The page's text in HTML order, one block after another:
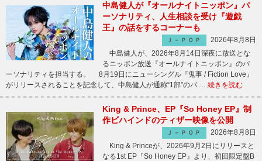
中島健人が『オールナイトニッポン』パ
ーソナリティ、人生相談を受け『遊戯
王』の話をするコーナーも
Ｊ－ＰＯＰ
2026年8月8日
中島健人が、2026年8月14日深夜に放送とな
るニッポン放送『オールナイトニッポン』のパ
ーソナリティを担当する。 8月19日にニューシングル『鬼事 / Fiction Love』
がリリースされることを記念して、中島健人が通称“1部”のパ … 続きを読む
King & Prince、EP『So Honey EP』制
作ビハインドのティザー映像を公開
Ｊ－ＰＯＰ
2026年8月8日
King & Princeが、2026年9月2日にリリースと
なる1st EP『So Honey EP』より、初回限定盤B